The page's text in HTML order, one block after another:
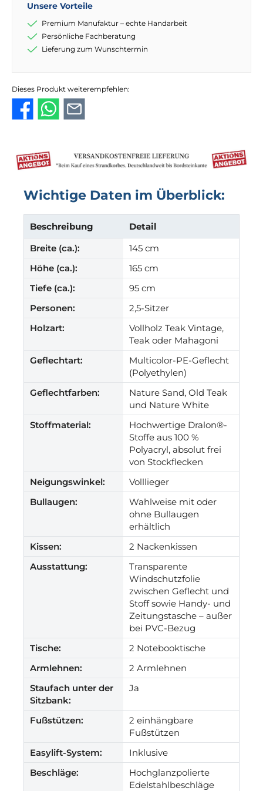
Unsere Vorteile
Premium Manufaktur – echte Handarbeit
Persönliche Fachberatung
Lieferung zum Wunschtermin
Dieses Produkt weiterempfehlen:
Wichtige Daten im Überblick:
Beschreibung
Detail
Breite (ca.):
145 cm
Höhe (ca.):
165 cm
Tiefe (ca.):
95 cm
Personen:
2,5-Sitzer
Holzart:
Vollholz Teak Vintage,
Teak oder Mahagoni
Geflechtart:
Multicolor-PE-Geflecht
(Polyethylen)
Geflechtfarben:
Nature Sand, Old Teak
und Nature White
Stoffmaterial:
Hochwertige Dralon®-
Stoffe aus 100 %
Polyacryl, absolut frei
von Stockflecken
Neigungswinkel:
Volllieger
Bullaugen:
Wahlweise mit oder
ohne Bullaugen
erhältlich
Kissen:
2 Nackenkissen
Ausstattung:
Transparente
Windschutzfolie
zwischen Geflecht und
Stoff sowie Handy- und
Zeitungstasche – außer
bei PVC-Bezug
Tische:
2 Notebooktische
Armlehnen:
2 Armlehnen
Staufach unter der
Sitzbank:
Ja
Fußstützen:
2 einhängbare
Fußstützen
Easylift-System:
Inklusive
Beschläge:
Hochglanzpolierte
Edelstahlbeschläge